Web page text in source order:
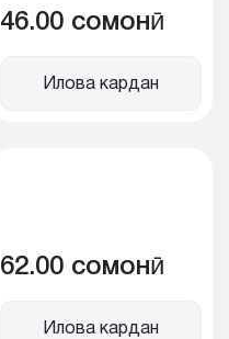
46.00 сомонӣ
Илова кардан
62.00 сомонӣ
Илова кардан